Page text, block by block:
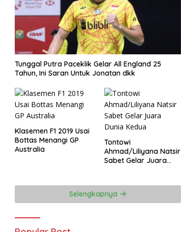
Tunggal Putra Paceklik Gelar All England 25
Tahun, Ini Saran Untuk Jonatan dkk
Klasemen F1 2019 Usai
Bottas Menangi GP
Australia
Tontowi
Ahmad/Liliyana Natsir
Sabet Gelar Juara
Selengkapnya